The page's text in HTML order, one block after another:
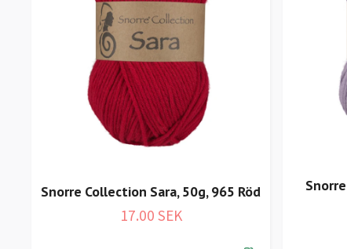
Snorre Collection Sara, 50g, 965 Röd
17.00 SEK